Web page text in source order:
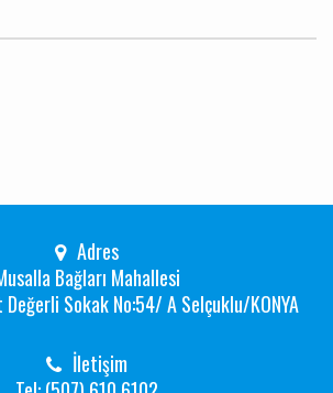
Adres
Bağları Mahallesi
Sokak No:54/ A Selçuklu/KONYA
İletişim